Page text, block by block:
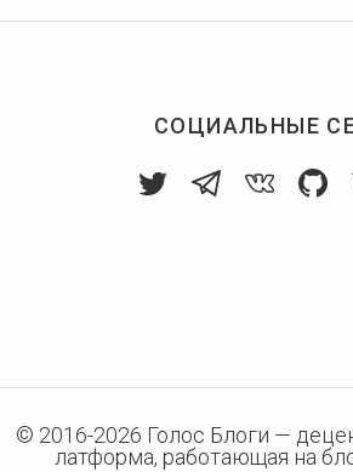
СОЦИАЛЬНЫЕ
© 2016-2026 Голос Блоги —
латформа, работающая на